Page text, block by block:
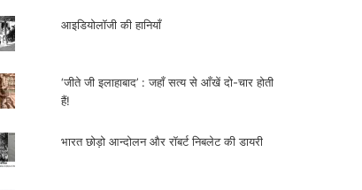
आइडियोलॉजी की हानियाँ
‘जीते जी इलाहाबाद’ : जहाँ सत्य से आँखें दो-चार होती
हैं!
भारत छोड़ो आन्दोलन और रॉबर्ट निबलेट की डायरी